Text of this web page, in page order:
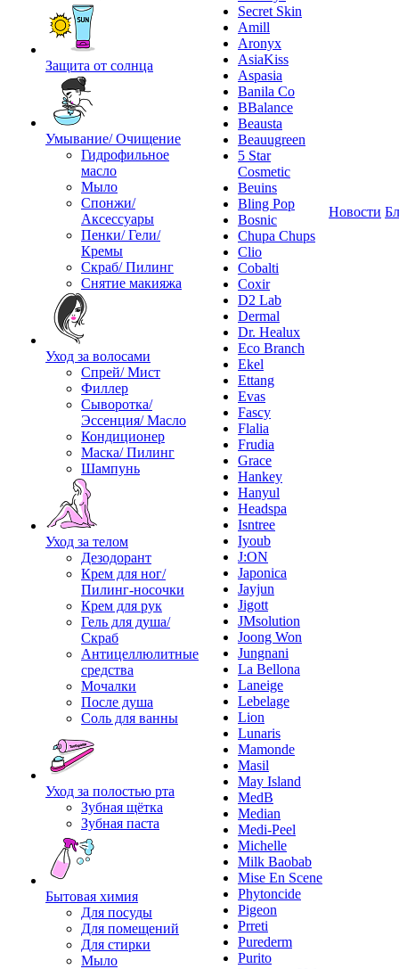
Защита от солнца
Умывание/ Очищение
Гидрофильное
масло
Мыло
Спонжи/
Аксессуары
Пенки/ Гели/
Кремы
Скраб/ Пилинг
Снятие макияжа
Уход за волосами
Спрей/ Мист
Филлер
Сыворотка/
Эссенция/ Масло
Кондиционер
Маска/ Пилинг
Шампунь
Уход за телом
Дезодорант
Крем для ног/
Пилинг-носочки
Крем для рук
Гель для душа/
Скраб
Антицеллюлитные
средства
Мочалки
После душа
Соль для ванны
Уход за полостью рта
Зубная щётка
Зубная паста
Бытовая химия
Для посуды
Для помещений
Для стирки
Мыло
Secret Skin
Amill
Aronyx
AsiaKiss
Aspasia
Banila Co
BBalance
Beausta
Beauugreen
5 Star
Cosmetic
Beuins
Bling Pop
Bosnic
Chupa Chups
Clio
Cobalti
Coxir
D2 Lab
Dermal
Dr. Healux
Eco Branch
Ekel
Ettang
Evas
Fascy
Flalia
Frudia
Grace
Hankey
Hanyul
Headspa
Isntree
Iyoub
J:ON
Japonica
Jayjun
Jigott
JMsolution
Joong Won
Jungnani
La Bellona
Laneige
Lebelage
Lion
Lunaris
Mamonde
Masil
May Island
MedB
Median
Medi-Peel
Michelle
Milk Baobab
Mise En Scene
Phytoncide
Pigeon
Prreti
Purederm
Purito
Новости